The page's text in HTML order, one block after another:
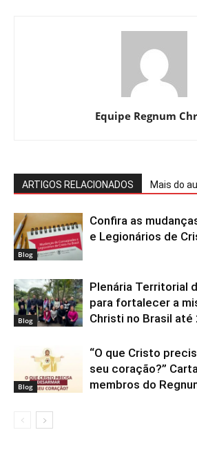
Equipe Regnum
ARTIGOS RELACIONADOS Mais do
Blog
Confira as
e Legionários de
Blog
Plenária Territorial
para fortalecer a
Christi no Brasil até
Blog
“O que Cristo
seu coração?”
membros do